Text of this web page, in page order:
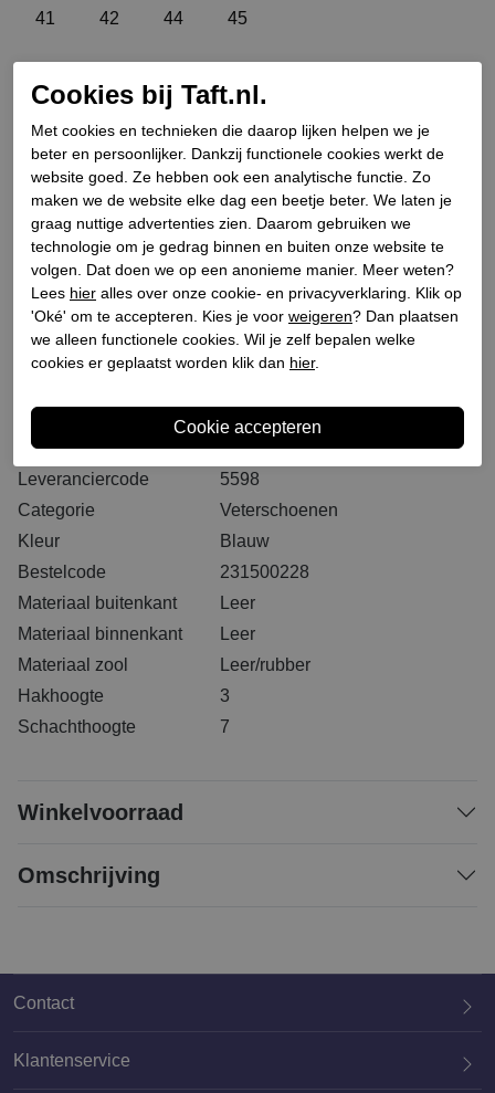
41 42 44 45
Plaats in winkeltas
Selecteer eerst een maat
Binnen 2-3 werkdagen. I.V.M. drukte bij PostNL kan
het langer duren dan u gewend bent
GRATIS levering vanaf € 75,- (m.u.v. sale)*
GRATIS retourneren (vanaf € 200,-)*
30 DAGEN recht op retour
Merk
Jo Ghost
Leveranciercode
5598
Categorie
Veterschoenen
Kleur
Blauw
Bestelcode
231500228
Materiaal buitenkant
Leer
Materiaal binnenkant
Leer
Materiaal zool
Leer/rubber
Hakhoogte
3
Schachthoogte
7
Winkelvoorraad
Omschrijving
Contact
Klantenservice
Cookies bij Taft.nl.
Met cookies en technieken die daarop lijken helpen we je
beter en persoonlijker. Dankzij functionele cookies werkt de
website goed. Ze hebben ook een analytische functie. Zo
maken we de website elke dag een beetje beter. We laten je
graag nuttige advertenties zien. Daarom gebruiken we
technologie om je gedrag binnen en buiten onze website te
volgen. Dat doen we op een anonieme manier. Meer weten?
Lees hier alles over onze cookie- en privacyverklaring. Klik op
'Oké' om te accepteren. Kies je voor weigeren? Dan plaatsen
we alleen functionele cookies. Wil je zelf bepalen welke
cookies er geplaatst worden klik dan hier.